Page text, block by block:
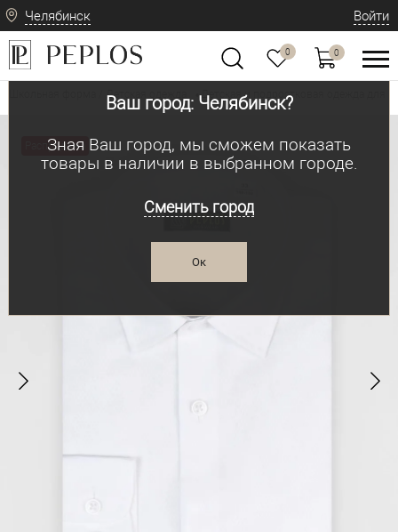
Челябинск
Ваш город: Челябинск?
Зная Ваш город, мы сможем показать
товары в наличии в выбранном городе.
Сменить город
Ок
Войти
0 0
Школьная форма / Детская одежда Детская и подростковая одежда для
Распродажа